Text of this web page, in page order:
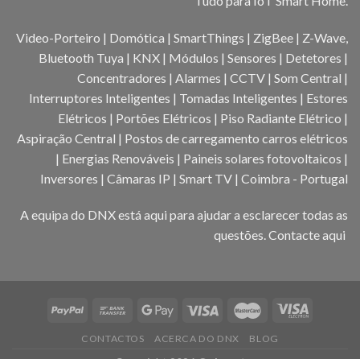
Video-Porteiro | Domótica | SmartThings | ZigBee | Z-Wave,
Bluetooth Tuya | KNX | Módulos | Sensores | Detetores |
Concentradores | Alarmes | CCTV | Som Central |
Interruptores Inteligentes | Tomadas Inteligentes | Estores
Elétricos | Portões Elétricos | Piso Radiante Elétrico |
Aspiração Central | Postos de carregamento carros elétricos
| Energias Renováveis | Paineis solares fotovoltaicos |
Inversores | Câmaras IP | Smart TV | Coimbra - Portugal
A equipa do DNX está aqui para ajudar a esclarecer todas as
questões.Contacte aqui
CONTACTOS ACERCA DO DNX BLOG